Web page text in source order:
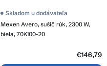
Mexen Avero, sušič rúk, 2300 W,
biela, 70K100-20
Skladom u dodávateľa
€146,79